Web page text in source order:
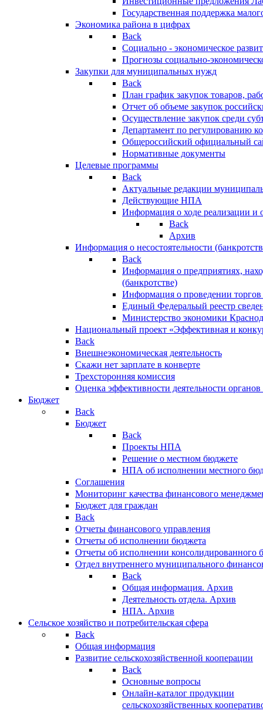
Государственная поддержка
Экономика района в цифрах
Back
Социально - экономическое
Прогнозы социально-
Закупки для муниципальных нужд
Back
План график закупок товаров,
Отчет об объеме закупок
Осуществление закупок среди
Департамент по регулированию
Общероссийский официальный
Нормативные документы
Целевые программы
Back
Актуальные редакции
Действующие НПА
Информация о ходе реализации
Back
Архив
Информация о несостоятельности
Back
Информация о предприятиях,
(банкротстве)
Информация о проведении
Единый Федеральый реестр
Министерство экономики
Национальный проект «Эффективная и
Back
Внешнеэкономическая деятельность
Скажи нет зарплате в конверте
Трехсторонняя комиссия
Оценка эффективности деятельности
Бюджет
Back
Бюджет
Back
Проекты НПА
Решение о местном бюджете
НПА об исполнении местного
Соглашения
Мониторинг качества финансового
Бюджет для граждан
Back
Отчеты финансового управления
Отчеты об исполнении бюджета
Отчеты об исполнении консолидированного
Отдел внутреннего муниципального
Back
Общая информация. Архив
Деятельность отдела. Архив
НПА. Архив
Сельское хозяйство и потребительская сфера
Back
Общая информация
Развитие сельскохозяйственной кооперации
Back
Основные вопросы
Онлайн-каталог продукции
сельскохозяйственных